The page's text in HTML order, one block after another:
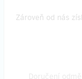
Zároveň od nás